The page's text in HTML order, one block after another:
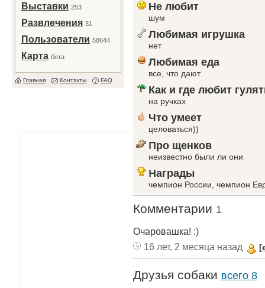
Выставки 253
Развлечения 31
Пользователи 58644
Карта бета
Главная Контакты FAQ
Не любит
шум
Любимая игрушка
нет
Любимая еда
все, что дают
Как и где любит
на ручках
Что умеет
целоваться))
Про щенков
неизвестно были ли они
Награды
чемпион России, чемпион
Комментарии 1
Очаровашка! :)
16 лет, 2 месяца назад
Друзья собаки всего 8